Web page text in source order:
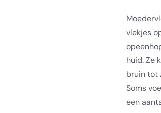
vlekjes
huid. Ze
bruin tot
Soms
een